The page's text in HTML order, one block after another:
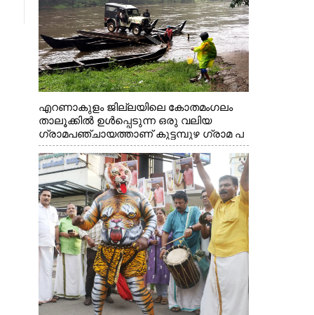
എറണാകുളം ജില്ലയിലെ കോതമംഗലം
താലൂക്കിൽ ഉൾപ്പെടുന്ന ഒരു വലിയ
ഗ്രാമപഞ്ചായത്താണ് കുട്ടമ്പുഴ ഗ്രാമ പ
ഞ്ചായത്ത്. ആദിവാസി ഊരുകളായ
വെള്ളാരംകുത്ത്, കത്തിപ്പാറ, ഉറിയംപെട്ടി,
തേക്കല്ല്, വെട്ടിക്കല്ല്, മഞ്ചപ്പാറ എന്നീ
ആറു സ്ഥലങ്ങളിലേക്കുള്ള പ്രധാന
സഞ്ചാര മാർഗമാണ് ഈ കാണുന്ന
കടത്ത് വള്ളം